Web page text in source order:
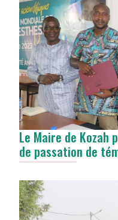
Le Maire de Kozah
de passation de